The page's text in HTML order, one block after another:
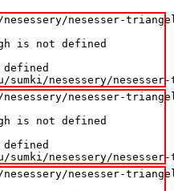
nesesser-
is not defined
sumki/nesessery/
nesesser-
is not defined
sumki/nesessery/
nesesser-